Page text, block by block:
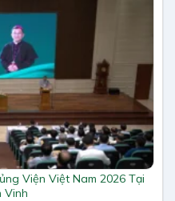
Viện Việt Nam 2026 Tại
Vinh